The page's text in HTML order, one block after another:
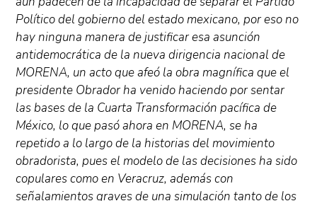
Político del gobierno del estado mexicano, por eso no
hay ninguna manera de justificar esa asunción
antidemocrática de la nueva dirigencia nacional de
MORENA, un acto que afeó la obra magnífica que el
presidente Obrador ha venido haciendo por sentar
las bases de la Cuarta Transformación pacífica de
México, lo que pasó ahora en MORENA, se ha
repetido a lo largo de la historias del movimiento
obradorista, pues el modelo de las decisiones ha sido
copulares como en Veracruz, además con
señalamientos graves de una simulación tanto de los